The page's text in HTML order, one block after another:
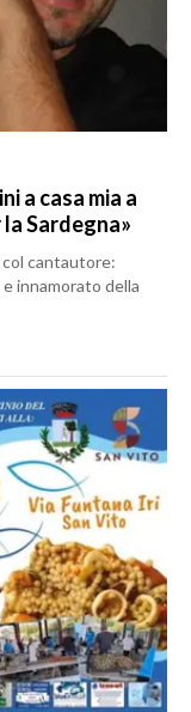
a casa mia a
Sardegna»
cantautore:
innamorato della